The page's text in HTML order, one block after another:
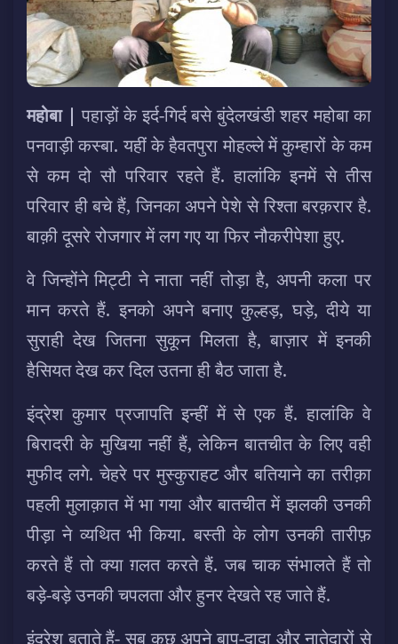
महोबा |पहाड़ों के इर्द-गिर्द बसे बुंदेलखंडी शहर महोबा का
पनवाड़ी कस्बा. यहीं के हैवतपुरा मोहल्ले में कुम्हारों के कम
से कम दो सौ परिवार रहते हैं. हालांकि इनमें से तीस
परिवार ही बचे हैं, जिनका अपने पेशे से रिश्ता बरक़रार है.
बाक़ी दूसरे रोजगार में लग गए या फिर नौकरीपेशा हुए.
वे जिन्होंने मिट्टी ने नाता नहीं तोड़ा है, अपनी कला पर
मान करते हैं. इनको अपने बनाए कुल्हड़, घड़े, दीये या
सुराही देख जितना सुकून मिलता है, बाज़ार में इनकी
हैसियत देख कर दिल उतना ही बैठ जाता है.
इंद्रेश कुमार प्रजापति इन्हीं में से एक हैं. हालांकि वे
बिरादरी के मुखिया नहीं हैं, लेकिन बातचीत के लिए वही
मुफीद लगे. चेहरे पर मुस्कुराहट और बतियाने का तरीक़ा
पहली मुलाक़ात में भा गया और बातचीत में झलकी उनकी
पीड़ा ने व्यथित भी किया. बस्ती के लोग उनकी तारीफ़
करते हैं तो क्या ग़लत करते हैं. जब चाक संभालते हैं तो
बड़े-बड़े उनकी चपलता और हुनर देखते रह जाते हैं.
इंद्रेश बताते हैं- सब कुछ अपने बाप-दादा और नातेदारों से